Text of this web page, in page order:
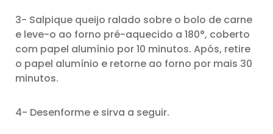
3- Salpique queijo ralado sobre o bolo de carne
e leve-o ao forno pré-aquecido a 180°, coberto
com papel alumínio por 10 minutos. Após, retire
o papel alumínio e retorne ao forno por mais 30
minutos.
4- Desenforme e sirva a seguir.